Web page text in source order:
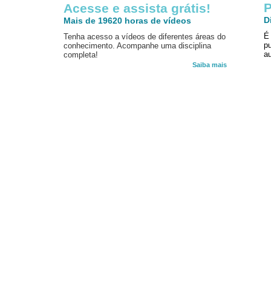
Acesse e assista grátis!
Mais de 19620 horas de vídeos
Tenha acesso a vídeos de diferentes áreas do
conhecimento. Acompanhe uma disciplina
completa!
Saiba mais